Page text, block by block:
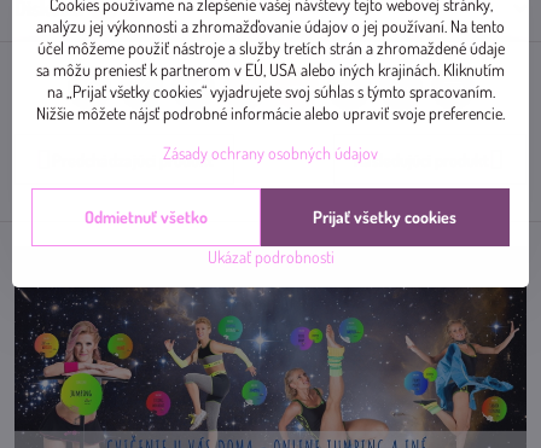
Diskusia 0
FacebookTwitter BlueskyPinterestReddit LinkedInWhatsApp
E-
mail
Predchádzajúci produkt Nasledujúci produkt
analýzu jej výkonnosti a zhromažďovanie údajov o jej používaní. Na tento
účel môžeme použiť nástroje a služby tretích strán a zhromaždené údaje
sa môžu preniesť k partnerom v EÚ, USA alebo iných krajinách. Kliknutím
na „Prijať všetky cookies“ vyjadrujete svoj súhlas s týmto spracovaním.
Nižšie môžete nájsť podrobné informácie alebo upraviť svoje preferencie.
Zásady ochrany osobných údajov
Ukázať podrobnosti
Prijať všetky cookies
Odmietnuť všetko